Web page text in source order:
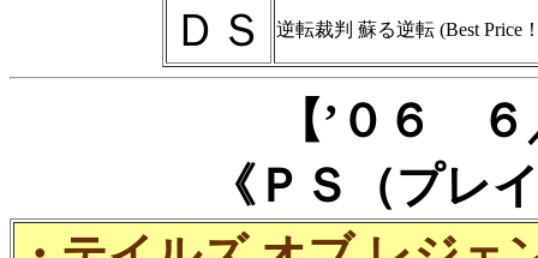
ＤＳ 逆転裁判 蘇る逆転 (Best Price
【’０６
《ＰＳ（プレ